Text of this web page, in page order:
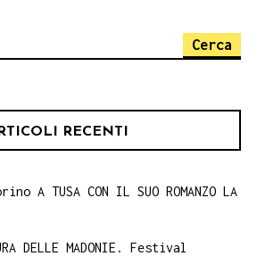
I
di
RECENTI
A TUSA CON IL SUO ROMANZO LA
DELLE MADONIE. Festival